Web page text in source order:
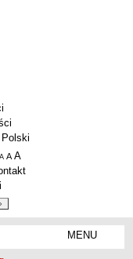
Polski
A pomniejsz czcionkę
A standardowy rozmiar czcionki
A
MENU